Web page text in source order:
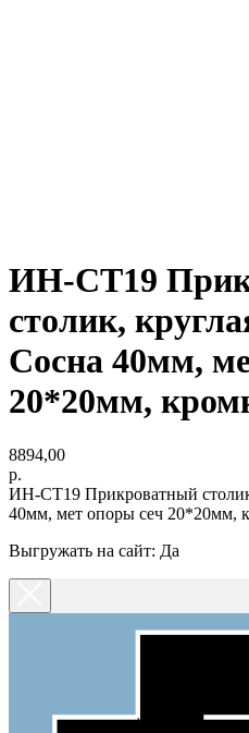
ИН-СТ19
столик,
Сосна 40мм,
20*20мм,
8894,00
р.
ИН-СТ19 Прикроватный
40мм, мет опоры сеч 20*20мм,
Выгружать на сайт: Да